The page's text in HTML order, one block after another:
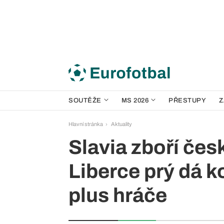
SOUTĚŽE MS 2026 PŘESTUPY
Hlavní stránka Aktuality
Slavia zboří
Liberce prý dá
plus hráče